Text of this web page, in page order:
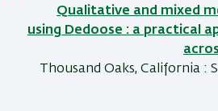
Qualitative and mixed
using Dedoose : a practical
Thousand Oaks, California :